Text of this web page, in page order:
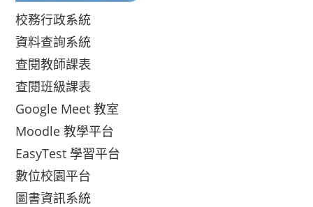
校務行政系統
資料查詢系統
查閱教師課表
查閱班級課表
Google Meet 教室
Moodle 教學平台
EasyTest 學習平台
數位校園平台
圖書資訊系統